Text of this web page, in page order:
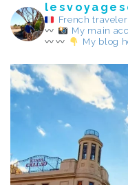
French
My main
My blog